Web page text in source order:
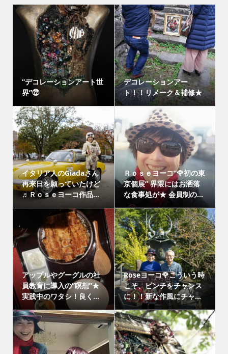
”デコレーションアート世
界”㉒
デコレーションアー
ト！！リメーク＆補修★
イタリア人のGiadaさん
再来日を願っていたけど
♬Ｒｏｓｅヨーコ作品...
Ｒｏｓｅヨーコ”🌹初の東
京個展” 界隈にはお洒落
な食事処が★ 会員制の...
アップルやグーグルの社
員教育に導入の”瞑想”★
実践中のワタシ！良く...
Roseヨーコ🌹こういう時
こそ、ピンチをチャンス
に！！新な作風にチャ...